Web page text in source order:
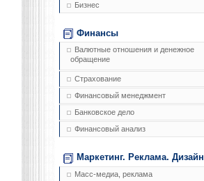
Бизнес
Финансы
Валютные отношения и денежное
обращение
Страхование
Финансовый менеджмент
Банковское дело
Финансовый анализ
Маркетинг. Реклама. Дизайн
Масс-медиа, реклама